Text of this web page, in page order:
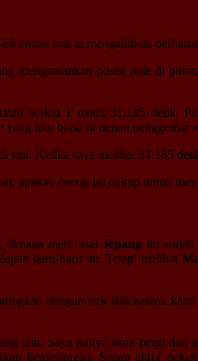
emosi saat ia mengalihkan
mengamankan posisi pole di
waktu 1 menit 31.185 detik.
luar biasa di depan penggemar
sini. Ketika saya melihat 31.185
apakah energi ini cukup untuk
dimana merk asal Jepang itu
baru-baru ini. Tetapi melihat
dengan trek lain karena
lain. Saya hanya akan pergi dan
kemenangan. Setiap akhir